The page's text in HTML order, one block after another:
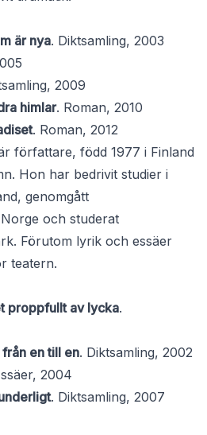
är nya. Diktsamling, 2003
2009
himlar. Roman, 2010
. Roman, 2012
författare, född 1977 i Finland
Hon har bedrivit studier i
genomgått
och studerat
Förutom lyrik och essäer
teatern.
proppfullt av lycka.
en till en. Diktsamling, 2002
2004
. Diktsamling, 2007